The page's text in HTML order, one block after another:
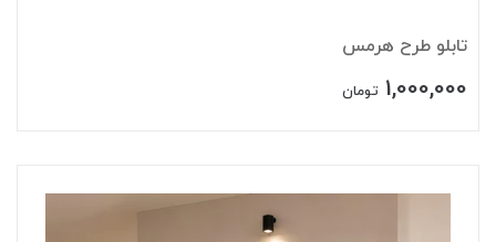
تابلو طرح هرمس
1,000,000 تومان